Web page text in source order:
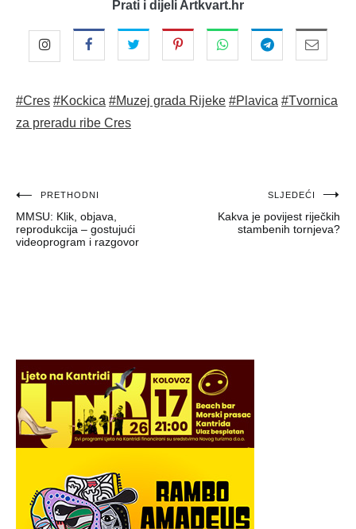
Prati i dijeli Artkvart.hr
#Cres #Kockica #Muzej grada Rijeke #Plavica #Tvornica
za preradu ribe Cres
Navigacija
objava
PRETHODNI
MMSU: Klik, objava,
reprodukcija – gostujući
videoprogram i razgovor
SLJEDEĆI
Kakva je povijest riječkih
stambenih tornjeva?